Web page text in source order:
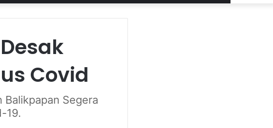
Covid
Balikpapan Segera
19.